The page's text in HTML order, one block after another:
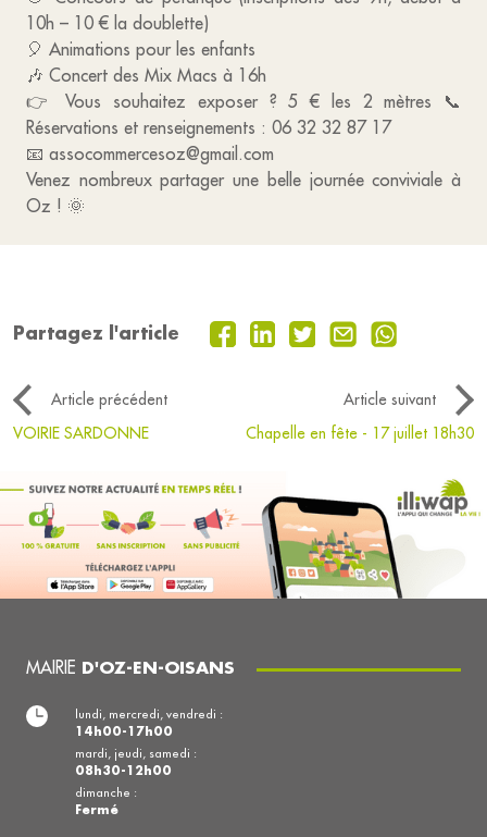
10h – 10 € la doublette)
🎈 Animations pour les enfants
🎶 Concert des Mix Macs à 16h
👉 Vous souhaitez exposer ? 5 € les 2 mètres 📞
Réservations et renseignements : 06 32 32 87 17
📧 assocommercesoz@gmail.com
Venez nombreux partager une belle journée conviviale à
Oz ! 🌞
Partagez l'article
Article précédent
Article suivant
VOIRIE SARDONNE
Chapelle en fête - 17 juillet 18h30
MAIRIE D'OZ-EN-OISANS
lundi, mercredi, vendredi :
14h00-17h00
mardi, jeudi, samedi :
08h30-12h00
dimanche :
Fermé